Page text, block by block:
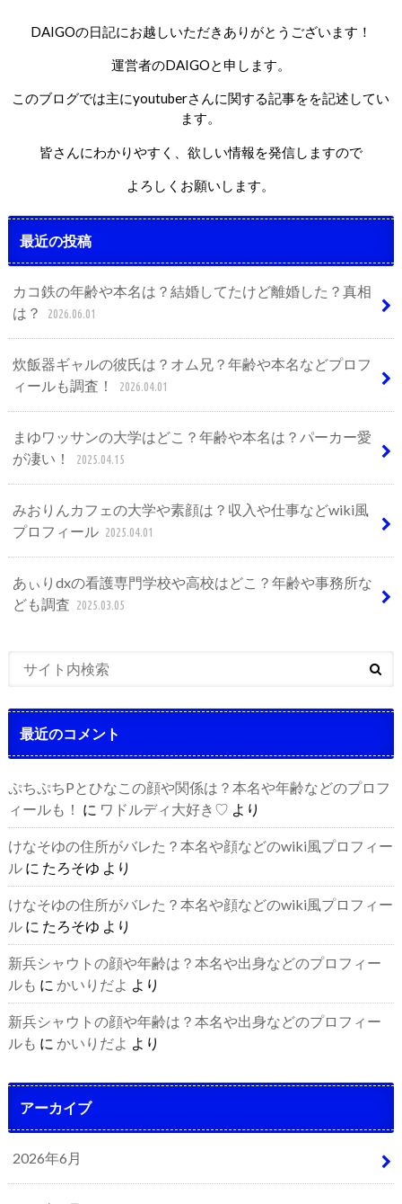
DAIGOの日記にお越しいただきありがとうございます！
運営者のDAIGOと申します。
このブログでは主にyoutuberさんに関する記事をを記述してい
ます。
皆さんにわかりやすく、欲しい情報を発信しますので
よろしくお願いします。
最近の投稿
カコ鉄の年齢や本名は？結婚してたけど離婚した？真相
は？
2026.06.01
炊飯器ギャルの彼氏は？オム兄？年齢や本名などプロフ
ィールも調査！
2026.04.01
まゆワッサンの大学はどこ？年齢や本名は？パーカー愛
が凄い！
2025.04.15
みおりんカフェの大学や素顔は？収入や仕事などwiki風
プロフィール 2025.04.01
あぃりdxの看護専門学校や高校はどこ？年齢や事務所な
ども調査 2025.03.05
最近のコメント
ぷちぷちPとひなこの顔や関係は？本名や年齢などのプロフ
ィールも！ に ワドルディ大好き♡ より
けなそゆの住所がバレた？本名や顔などのwiki風プロフィー
ルに たろそゆ より
けなそゆの住所がバレた？本名や顔などのwiki風プロフィー
ルに たろそゆ より
新兵シャウトの顔や年齢は？本名や出身などのプロフィー
ルも に かいりだよ より
新兵シャウトの顔や年齢は？本名や出身などのプロフィー
ルも に かいりだよ より
アーカイブ
2026年6月